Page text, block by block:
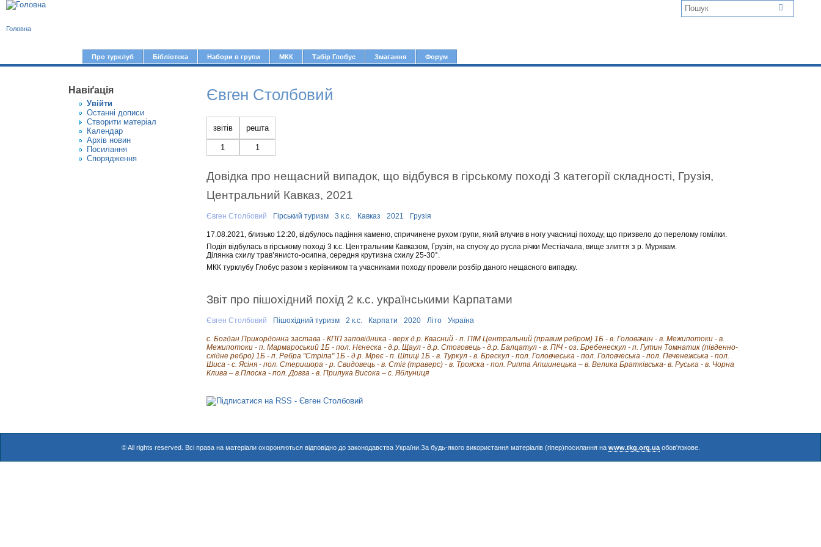
л
о
в
н
Про турклуб Бібліотека Набори в групи МКК Табір Глобус Змагання Форум
Головна
Навіґація
Увiйти
Останні дописи
Створити матерiал
Календар
Архів новин
Посилання
Спорядження
Євген Столбовий
звітів
1
решта
1
Довідка про нещасний випадок, що відбувся в гірському поході 3 категорії складності, Грузія,
Центральний Кавказ, 2021
Євген Столбовий Гірський туризм 3 к.с. Кавказ 2021 Грузія
17.08.2021, близько 12:20, відбулось падіння каменю, спричинене рухом групи, який влучив в ногу учасниці походу, що призвело до перелому гомілки.
Подія відбулась в гірському поході 3 к.с. Центральним Кавказом, Грузія, на спуску до русла річки Местіачала, вище злиття з р. Мурквам.
Ділянка схилу трав’янисто-осипна, середня крутизна схилу 25-30°.
МКК турклубу Глобус разом з керівником та учасниками походу провели розбір даного нещасного випадку.
Звіт про пішохідний похід 2 к.с. українськими Карпатами
Євген Столбовий Пішохідний туризм 2 к.с. Карпати 2020 Літо Україна
с. Богдан Прикордонна застава - КПП заповідника - верх д.р. Квасний - п. ПІМ Центральний (правим ребром) 1Б - в. Головачин - в. Межипотоки - в.
Межипотоки - п. Мармароський 1Б - пол. Нєнеска - д.р. Щаул - д.р. Стоговець - д.р. Балцатул - в. ПІЧ - оз. Бребенескул - п. Гутин Томнатик (південно-
східне ребро) 1Б - п. Ребра "Стріла" 1Б - д.р. Мреє - п. Шпиці 1Б - в. Туркул - в. Брескул - пол. Головчеська - пол. Головчеська - пол. Печенежська - пол.
Шиса - с. Ясіня - пол. Стеришора - р. Свидовець - в. Стіг (траверс) - в. Трояска - пол. Рипта Апшинецька – в. Велика Братківська- в. Руська - в. Чорна
Клива – в.Плоска - пол. Довга - в. Прилука Висока – с. Яблуниця
© All rights reserved. Всі права на матеріали охороняються відповідно до законодавства України.За будь-якого використання матеріалів (гіпер)посилання на www.tkg.org.uaобов'язкове.